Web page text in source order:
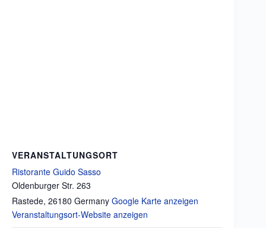
VERANSTALTUNGSORT
Ristorante Guido Sasso
Oldenburger Str. 263
Rastede, 26180 Germany Google Karte anzeigen
Veranstaltungsort-Website anzeigen